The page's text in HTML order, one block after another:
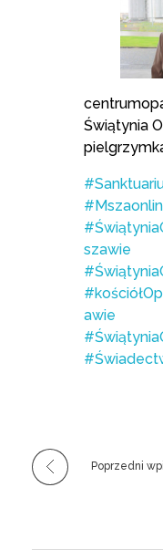
Świątynia
szawie
awie
Poprzedni